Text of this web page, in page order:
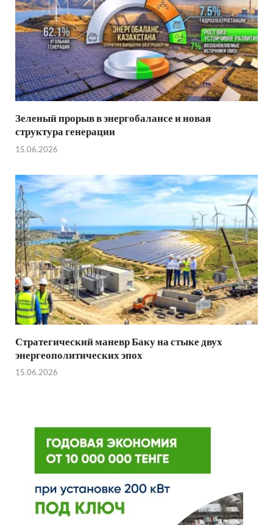
Зеленый прорыв в энергобалансе и новая
структура генерации
15.06.2026
Стратегический маневр Баку на стыке двух
энергеополитических эпох
15.06.2026